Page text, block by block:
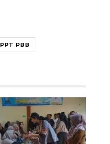
PBB